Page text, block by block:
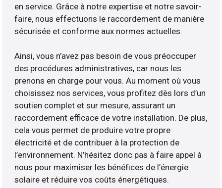
en service. Grâce à notre expertise et notre savoir-
faire, nous effectuons le raccordement de manière
sécurisée et conforme aux normes actuelles.
Ainsi, vous n’avez pas besoin de vous préoccuper
des procédures administratives, car nous les
prenons en charge pour vous. Au moment où vous
choisissez nos services, vous profitez dès lors d’un
soutien complet et sur mesure, assurant un
raccordement efficace de votre installation. De plus,
cela vous permet de produire votre propre
électricité et de contribuer à la protection de
l’environnement. N’hésitez donc pas à faire appel à
nous pour maximiser les bénéfices de l’énergie
solaire et réduire vos coûts énergétiques.